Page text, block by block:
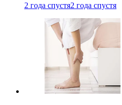
2 года спустя2 года спустя